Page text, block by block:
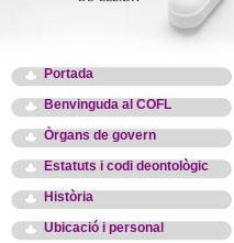
Portada
Benvinguda al COFL
Òrgans de govern
Estatuts i codi deontològic
Història
Ubicació i personal